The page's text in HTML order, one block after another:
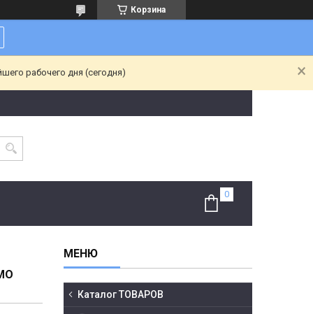
Корзина
рабочего дня (сегодня)
Каталог ТОВАРОВ